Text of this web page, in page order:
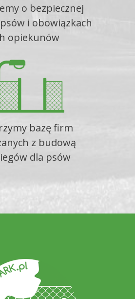
o bezpiecznej
i obowiązkach
opiekunów
bazę firm
z budową
dla psów